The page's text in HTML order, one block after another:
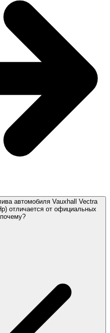
автомобиля Vauxhall Vectra
отличается от официальных